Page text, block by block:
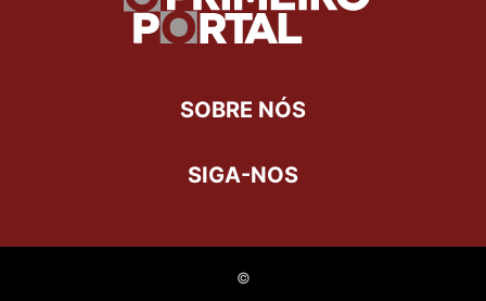
SOBRE NÓS
SIGA-NOS
©